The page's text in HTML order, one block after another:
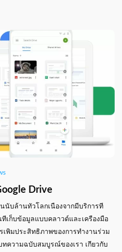
Drive
นับล้านทัวโลกเนืองจากมีบริการที
เก็บข้อมูลแบบคลาวด์และเครืองมือ
เพิมประสิทธิภาพของการทำงานร่วม
ความฉบับสมบูรณ์ของเรา เกียวกับ